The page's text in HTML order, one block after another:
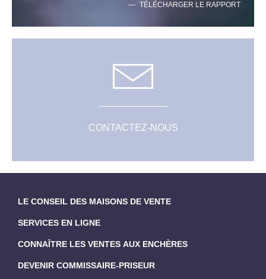
TÉLÉCHARGER LE RAPPORT
CONTACTEZ-NOUS
LE CONSEIL DES MAISONS DE VENTE
SERVICES EN LIGNE
CONNAÎTRE LES VENTES AUX ENCHÈRES
DEVENIR COMMISSAIRE-PRISEUR